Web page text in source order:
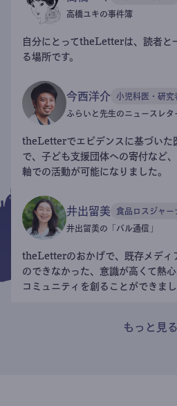
高橋ユキの事件簿
自分にとってtheLetterは、読者と
る場所です。
今西洋介 小児科医・研究
ふらいと先生のニュースレタ
theLetterでエビデンスに基づいた
で、子ども支援団体への寄付など
軸での活動が可能になりました。
井出留美 食品ロスジャー
井出留美の「パル通信」
theLetterのおかげで、既存メディ
のできなかった、意識が高くて熱
コミュニティを創ることができまし
もっと見る